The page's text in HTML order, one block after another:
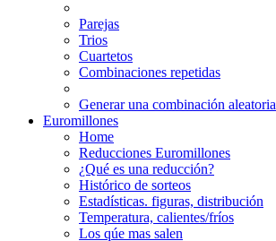
Parejas
Trios
Cuartetos
Combinaciones repetidas
Generar una combinación aleatoria
Euromillones
Home
Reducciones Euromillones
¿Qué es una reducción?
Histórico de sorteos
Estadísticas. figuras, distribución
Temperatura, calientes/fríos
Los qúe mas salen